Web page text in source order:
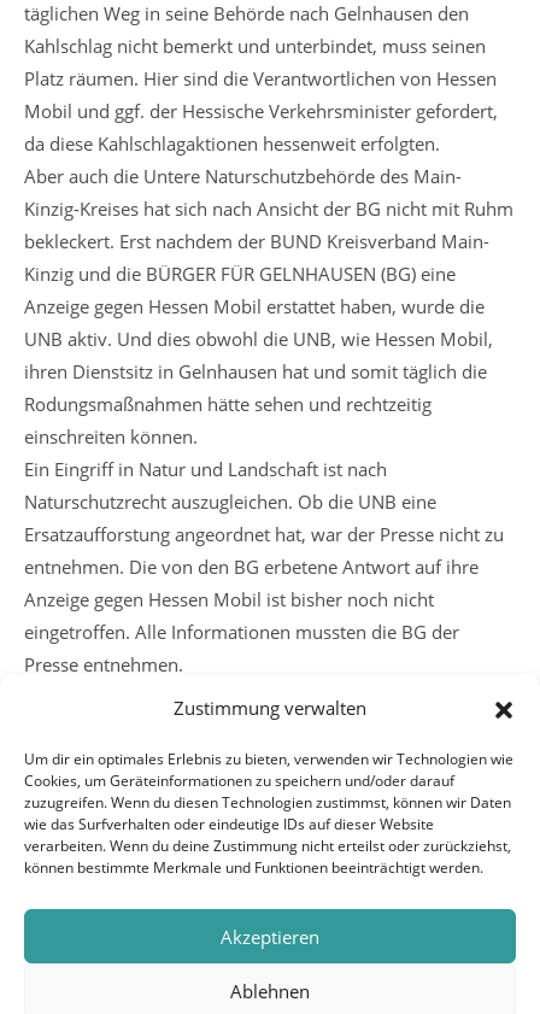
Zustimmung verwalten
Um dir ein optimales Erlebnis zu bieten, verwenden wir Technologien wie
Cookies, um Geräteinformationen zu speichern und/oder darauf
zuzugreifen. Wenn du diesen Technologien zustimmst, können wir Daten
wie das Surfverhalten oder eindeutige IDs auf dieser Website
verarbeiten. Wenn du deine Zustimmung nicht erteilst oder zurückziehst,
können bestimmte Merkmale und Funktionen beeinträchtigt werden.
Akzeptieren
Ablehnen
täglichen Weg in seine Behörde nach Gelnhausen den
Kahlschlag nicht bemerkt und unterbindet, muss seinen
Platz räumen. Hier sind die Verantwortlichen von Hessen
Mobil und ggf. der Hessische Verkehrsminister gefordert,
da diese Kahlschlagaktionen hessenweit erfolgten.
Aber auch die Untere Naturschutzbehörde des Main-
Kinzig-Kreises hat sich nach Ansicht der BG nicht mit Ruhm
bekleckert. Erst nachdem der BUND Kreisverband Main-
Kinzig und die BÜRGER FÜR GELNHAUSEN (BG) eine
Anzeige gegen Hessen Mobil erstattet haben, wurde die
UNB aktiv. Und dies obwohl die UNB, wie Hessen Mobil,
ihren Dienstsitz in Gelnhausen hat und somit täglich die
Rodungsmaßnahmen hätte sehen und rechtzeitig
einschreiten können.
Ein Eingriff in Natur und Landschaft ist nach
Naturschutzrecht auszugleichen. Ob die UNB eine
Ersatzaufforstung angeordnet hat, war der Presse nicht zu
entnehmen. Die von den BG erbetene Antwort auf ihre
Anzeige gegen Hessen Mobil ist bisher noch nicht
eingetroffen. Alle Informationen mussten die BG der
Presse entnehmen.
Weitere
Artikel
ansehen
Vorheriger Beitrag
BG und BUND bei Demo gegen TTIP und CETA
Nächster Beitrag
BG rufen zur Teilnahme an Demo gegen CETA am